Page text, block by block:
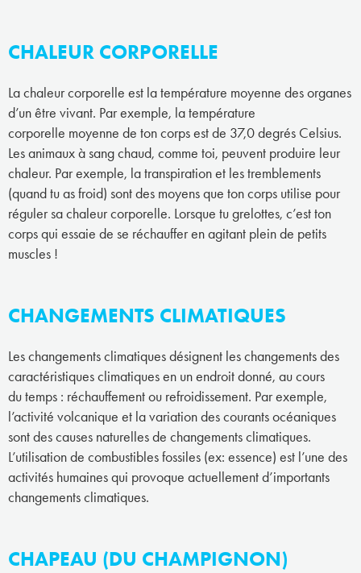
CHALEUR CORPORELLE
La chaleur corporelle est la température moyenne des organes
d’un être vivant. Par exemple, la température
corporelle moyenne de ton corps est de 37,0 degrés Celsius.
Les animaux à sang chaud, comme toi, peuvent produire leur
chaleur. Par exemple, la transpiration et les tremblements
(quand tu as froid) sont des moyens que ton corps utilise pour
réguler sa chaleur corporelle. Lorsque tu grelottes, c’est ton
corps qui essaie de se réchauffer en agitant plein de petits
muscles !
CHANGEMENTS CLIMATIQUES
Les changements climatiques désignent les changements des
caractéristiques climatiques en un endroit donné, au cours
du temps : réchauffement ou refroidissement. Par exemple,
l’activité volcanique et la variation des courants océaniques
sont des causes naturelles de changements climatiques.
L’utilisation de combustibles fossiles (ex: essence) est l’une des
activités humaines qui provoque actuellement d’importants
changements climatiques.
CHAPEAU (DU CHAMPIGNON)